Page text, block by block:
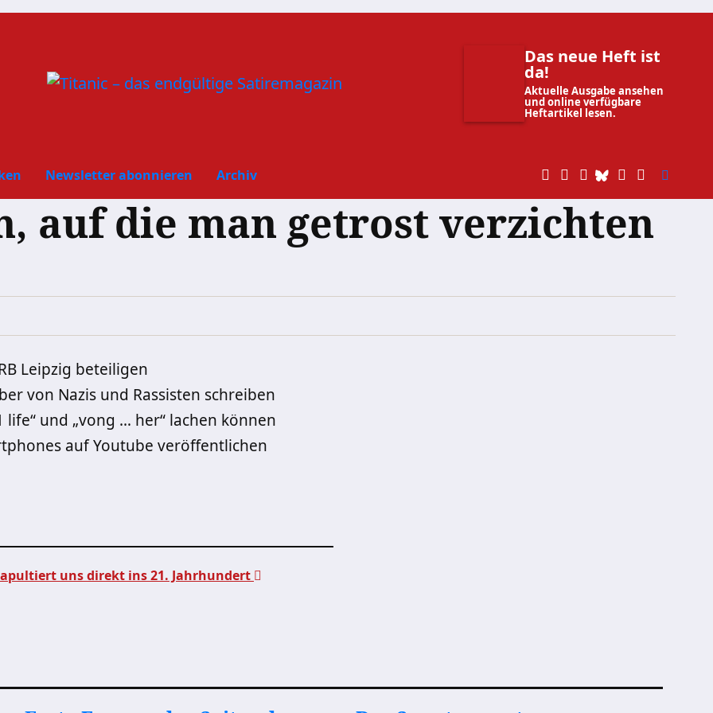
Das neue Heft ist
da!
Aktuelle Ausgabe ansehen
und online verfügbare
Heftartikel lesen.
Newsletter abonnieren Archiv
auf die man getrost verzichten
Leipzig beteiligen
von Nazis und Rassisten schreiben
und „vong … her“ lachen können
auf Youtube veröffentlichen
uns direkt ins 21. Jahrhundert